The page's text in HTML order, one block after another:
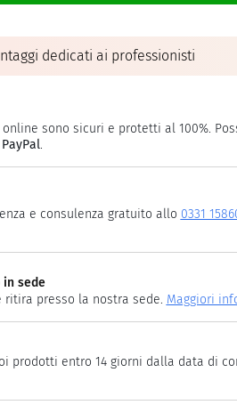
dedicati ai professionisti
sono sicuri e protetti al 100%.
PayPal.
e consulenza gratuito allo 0331
sede
ritira presso la nostra sede. Maggiori
prodotti entro 14 giorni dalla data di